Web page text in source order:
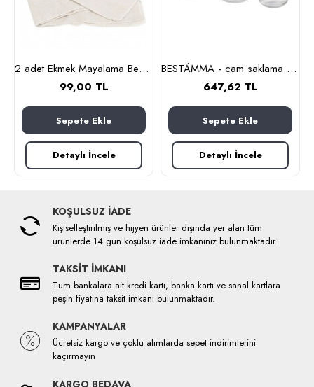
2 adet Ekmek Mayalama Bezi 50x70 cm, %100 Pamuk Amerikan Pasa Bezi
99,00 TL
Sepete Ekle
Detaylı İncele
BESTÄMMA - cam saklama kabı seti (cam)
647,62 TL
Sepete Ekle
Detaylı İncele
KOŞULSUZ İADE
Kişiselleştirilmiş ve hijyen ürünler dışında yer alan tüm
ürünlerde 14 gün koşulsuz iade imkanınız bulunmaktadır.
TAKSİT İMKANI
Tüm bankalara ait kredi kartı, banka kartı ve sanal kartlara
peşin fiyatına taksit imkanı bulunmaktadır.
KAMPANYALAR
Ücretsiz kargo ve çoklu alımlarda sepet indirimlerini
kaçırmayın